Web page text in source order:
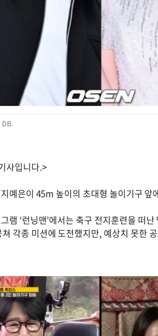
DB.
사입니다.>
예은이 45m 높이의 초대형 놀이기구 앞
램 ‘런닝맨’에서는 축구 전지훈련을 떠
쳐 각종 미션에 도전했지만, 예상치 못한